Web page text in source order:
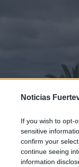
Noticias
If you wish to opt-
sensitive
confirm your
continue seeing
information